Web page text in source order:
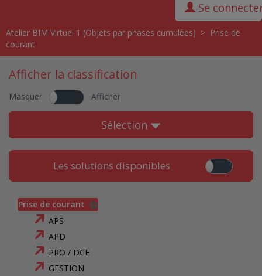
Se
Atelier BIM Virtuel 1 (Objets par phases cumulées) > Prise de
courant
Afficher la classification
Masquer Afficher
Sélection
Les solutions disponibles
Prise de courant
APS
APD
PRO / DCE
GESTION